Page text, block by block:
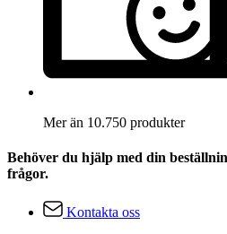
Mer än 10.750 produkter
Behöver du hjälp med din
frågor.
Kontakta oss